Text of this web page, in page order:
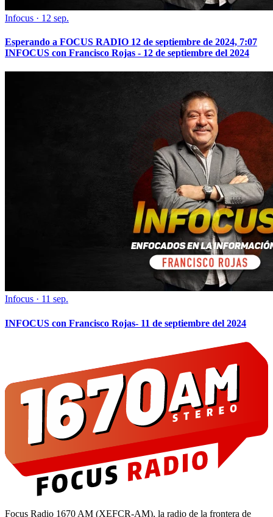
Infocus · 12 sep.
Esperando a FOCUS RADIO 12 de septiembre de 2024, 7:07
INFOCUS con Francisco Rojas - 12 de septiembre del 2024
Infocus · 11 sep.
INFOCUS con Francisco Rojas- 11 de septiembre del 2024
Focus Radio 1670 AM (XEFCR-AM), la radio de la frontera de